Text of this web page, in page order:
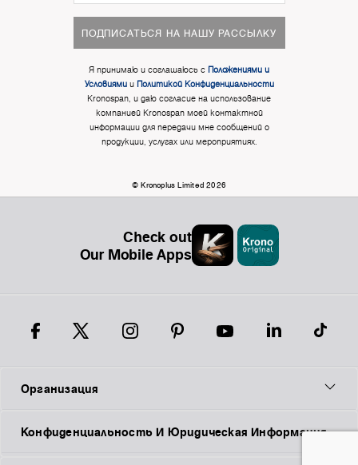
ПОДПИСАТЬСЯ НА НАШУ РАССЫЛКУ
Я принимаю и соглашаюсь с Положениями и
Условиямии Политикой Конфиденциальности
Kronospan, и даю согласие на использование
компанией Kronospan моей контактной
информации для передачи мне сообщений о
продукции, услугах или мероприятиях.
© Kronoplus Limited 2026
Check out
Our Mobile Apps
Организация
Конфиденциальность И Юридическая Информация